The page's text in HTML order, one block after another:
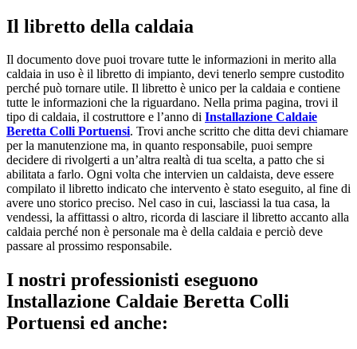
Il libretto della caldaia
Il documento dove puoi trovare tutte le informazioni in merito alla
caldaia in uso è il libretto di impianto, devi tenerlo sempre custodito
perché può tornare utile. Il libretto è unico per la caldaia e contiene
tutte le informazioni che la riguardano. Nella prima pagina, trovi il
tipo di caldaia, il costruttore e l’anno di Installazione Caldaie
Beretta Colli Portuensi. Trovi anche scritto che ditta devi chiamare
per la manutenzione ma, in quanto responsabile, puoi sempre
decidere di rivolgerti a un’altra realtà di tua scelta, a patto che si
abilitata a farlo. Ogni volta che intervien un caldaista, deve essere
compilato il libretto indicato che intervento è stato eseguito, al fine di
avere uno storico preciso. Nel caso in cui, lasciassi la tua casa, la
vendessi, la affittassi o altro, ricorda di lasciare il libretto accanto alla
caldaia perché non è personale ma è della caldaia e perciò deve
passare al prossimo responsabile.
I nostri professionisti eseguono
Installazione Caldaie Beretta Colli
Portuensi ed anche: